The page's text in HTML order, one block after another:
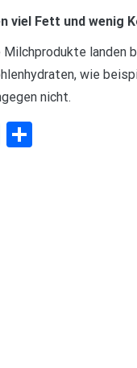
viel Fett und wenig
Milchprodukte landen
wie
nicht.
Telegram